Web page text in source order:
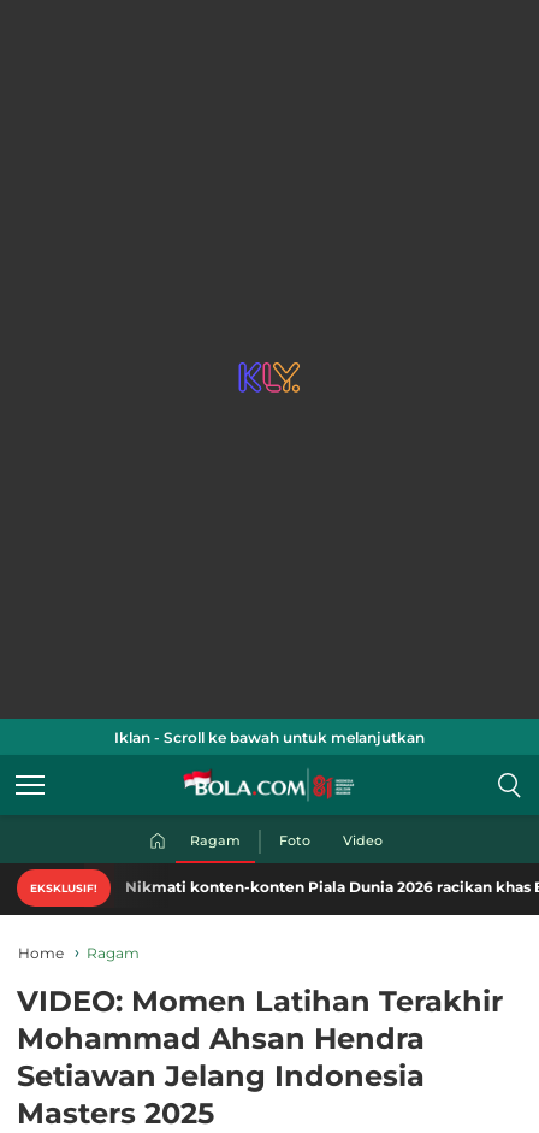
Iklan - Scroll ke bawah untuk melanjutkan
Ragam Foto Video
EKSKLUSIF!Nikmati konten-konten Piala Dunia 2026 racikan khas
Home Ragam
VIDEO: Momen Latihan Terakhir
Mohammad Ahsan Hendra
Setiawan Jelang Indonesia
Masters 2025